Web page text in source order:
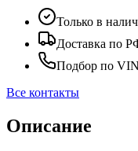
Только в
Доставка по
Подбор по VIN
Все контакты
Описание